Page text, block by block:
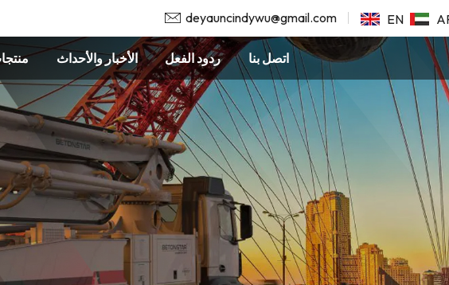
EN
deyauncindywu@gmail.com
الأخبار والأحداث ردود الفعل اتصل بنا